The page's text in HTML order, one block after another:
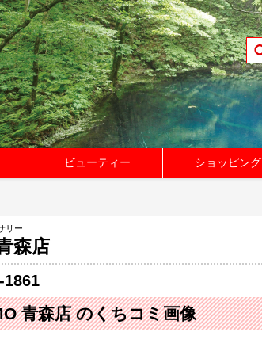
ビューティー ショッピング
リー
森店
1861
青森店 のくちコミ画像